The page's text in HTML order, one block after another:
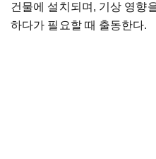
건물에 설치되며, 기상 영향
하다가 필요할 때 출동한다.